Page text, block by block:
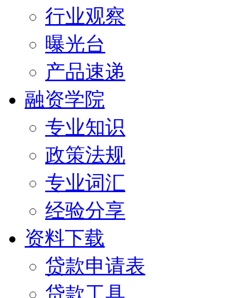
行业观察
曝光台
产品速递
融资学院
专业知识
政策法规
专业词汇
经验分享
资料下载
贷款申请表